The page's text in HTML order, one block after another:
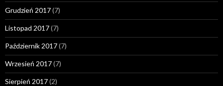
Grudzień 2017(7)
Listopad 2017(7)
Październik 2017(7)
Wrzesień 2017(7)
Sierpień 2017(2)